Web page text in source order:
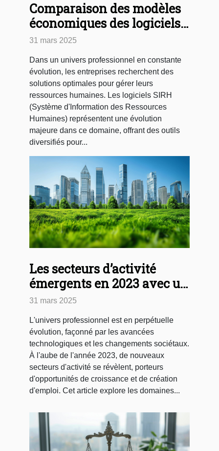
Comparaison des modèles
économiques des logiciels
SIRH
31 mars 2025
Dans un univers professionnel en constante
évolution, les entreprises recherchent des
solutions optimales pour gérer leurs
ressources humaines. Les logiciels SIRH
(Système d'Information des Ressources
Humaines) représentent une évolution
majeure dans ce domaine, offrant des outils
diversifiés pour...
Les secteurs d’activité
émergents en 2023 avec un
potentiel de croissance et
d’emploi
31 mars 2025
L'univers professionnel est en perpétuelle
évolution, façonné par les avancées
technologiques et les changements sociétaux.
À l'aube de l'année 2023, de nouveaux
secteurs d'activité se révèlent, porteurs
d'opportunités de croissance et de création
d'emploi. Cet article explore les domaines...